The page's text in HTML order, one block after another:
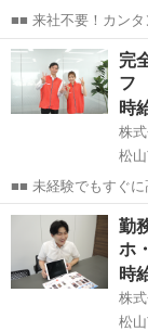
■■ 来社不要！カン
事紹介> で、来社な
電話で希望を伝え
あります♪ ご希...
愛媛 新居浜市
完
フ
時
株
松
■■ 未経験でもすぐに
なので、すぐに高収
なんてキャリアアップも目指せます
録!! ■■...
愛媛 松山市
勤
ホ
時
株
松